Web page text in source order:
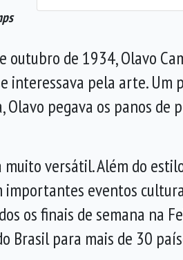
de 1934, Olavo
interessava pela arte.
pegava os panos de
versátil. Além do
eventos
os finais de semana na
Brasil para mais de 30